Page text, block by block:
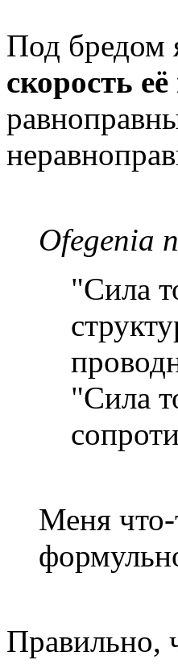
Под бредом
скорость
Ofegenia
"Сила
"Сила
Меня что-
Правильно,